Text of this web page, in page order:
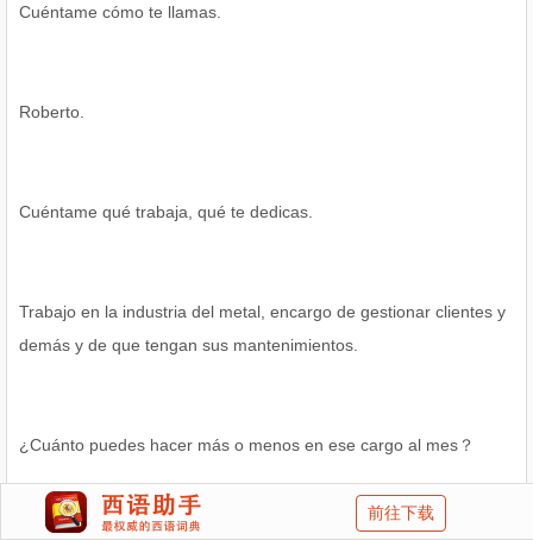
Cuéntame cómo te llamas.
Roberto.
Cuéntame qué trabaja, qué te dedicas.
Trabajo en la industria del metal, encargo de gestionar clientes y
demás y de que tengan sus mantenimientos.
¿Cuánto puedes hacer más o menos en ese cargo al mes？
前往下载